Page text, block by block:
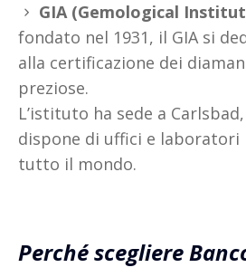
GIA (Gemological
fondato nel 1931, il GIA si
alla certificazione dei
preziose.
L’istituto ha sede a
dispone di uffici e laboratori
tutto il mondo.
Perché scegliere